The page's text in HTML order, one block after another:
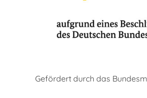
Gefördert durch das